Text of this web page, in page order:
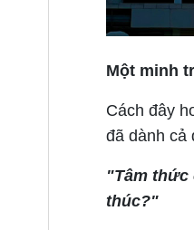
Một minh
Cách đây
đã dành cả
"Tâm thức
thúc?"